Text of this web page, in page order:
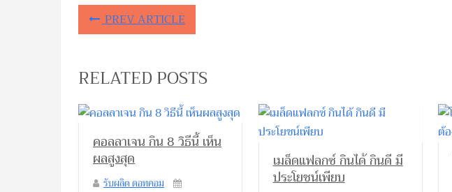
PREV ARTICLE
RELATED POSTS
คอลลาเจน กิน 8 วิธีนี้ เห็น
ผลสูงสุด
รับผลิต ดอทคอม
เมล็ดแฟลกซ์ กินได้ กินดี มี
ประโยชน์เพียบ